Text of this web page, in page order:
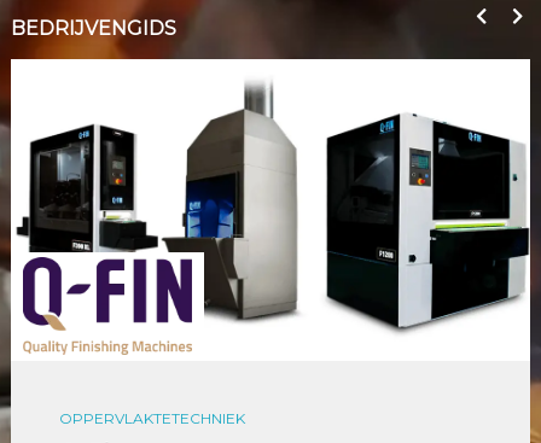
BEDRIJVENGIDS
OPPERVLAKTETECHNIEK